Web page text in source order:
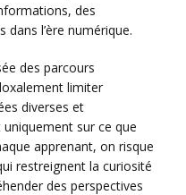
des
l’ère numérique.
des parcours
limiter
diverses et
sur ce que
apprenant, on risque
restreignent la curiosité
des perspectives